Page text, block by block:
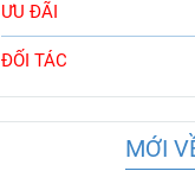
ƯU ĐÃI
ĐỐI TÁC
MỚI